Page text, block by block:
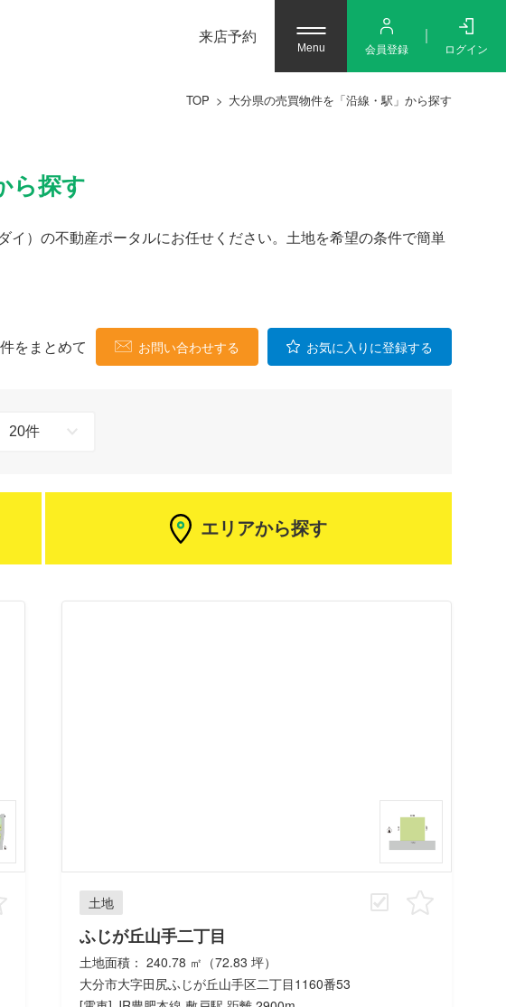
来店予約
Menu 会員登録 ログイン
TOP 大分県の売買物件を「沿線・駅」から探す
ら探す
）の不動産ポータルにお任せください。土地を希望の条件で簡単
をまとめて お問い合わせする お気に入りに登録する
エリアから探す
土地
ふじが丘山手二丁目
土地面積： 240.78 ㎡（72.83 坪）
大分市大字田尻ふじが丘山手区二丁目1160番53